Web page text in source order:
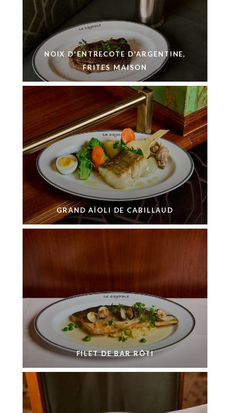
NOIX D'ENTRECOTE D'ARGENTINE,
FRITES MAISON
GRAND AÏOLI DE CABILLAUD
FILET DE BAR RÔTI